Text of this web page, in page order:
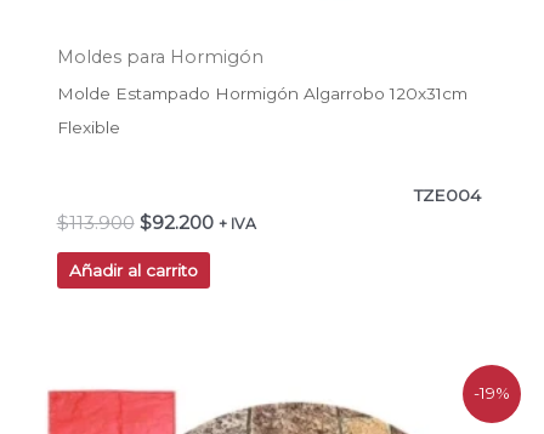
Moldes para Hormigón
Molde Estampado Hormigón Algarrobo 120x31cm
Flexible
TZE004
$113.900 $92.200 + IVA
Añadir al carrito
-19%
El
precio
precio